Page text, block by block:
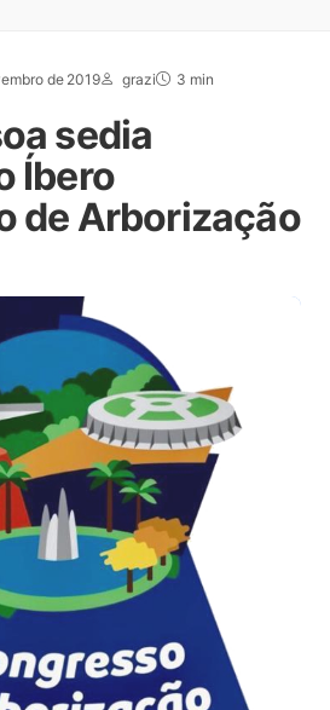
de 2019 grazi 3 min
sedia
Íbero
de Arborização